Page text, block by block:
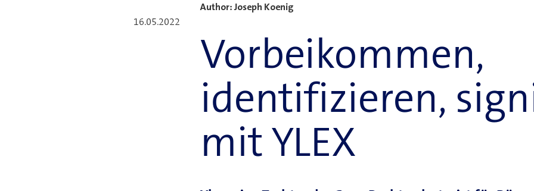
16.05.2022
Author: Joseph Koenig
Vorbeikommen,
identifizieren,
mit YLEX